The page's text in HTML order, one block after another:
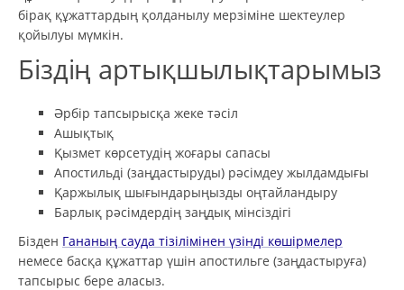
бірақ құжаттардың қолданылу мерзіміне шектеулер
қойылуы мүмкін.
Біздің артықшылықтарымыз
Әрбір тапсырысқа жеке тәсіл
Ашықтық
Қызмет көрсетудің жоғары сапасы
Апостильді (заңдастыруды) рәсімдеу жылдамдығы
Қаржылық шығындарыңызды оңтайландыру
Барлық рәсімдердің заңдық мінсіздігі
Бізден Гананың сауда тізілімінен үзінді көшірмелер
немесе басқа құжаттар үшін апостильге (заңдастыруға)
тапсырыс бере аласыз.